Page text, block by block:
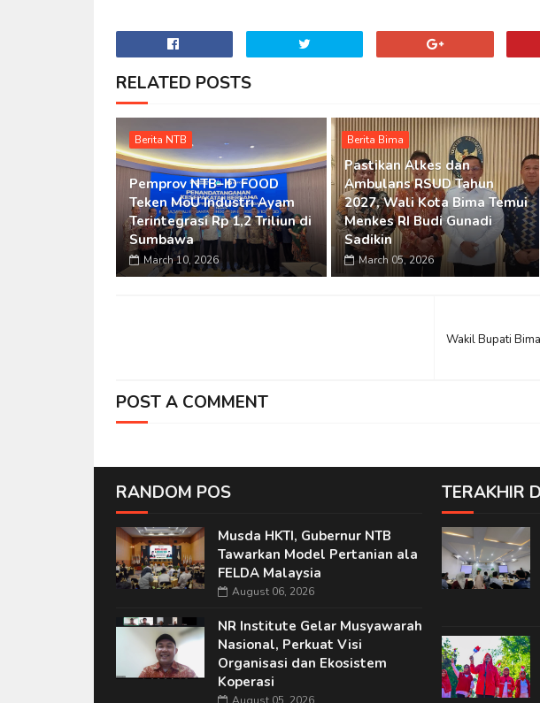
RELATED POSTS
Berita NTB
Pemprov NTB–ID FOOD
Teken MoU Industri Ayam
Terintegrasi Rp 1,2 Triliun di
Sumbawa
March 10, 2026
Berita Bima
Pastikan Alkes dan
Ambulans RSUD Tahun
2027, Wali Kota Bima Temui
Menkes RI Budi Gunadi
Sadikin
March 05, 2026
Wakil Bupati
POST A COMMENT
RANDOM POS
Musda HKTI, Gubernur NTB
Tawarkan Model Pertanian ala
FELDA Malaysia
August 06, 2026
NR Institute Gelar Musyawarah
Nasional, Perkuat Visi
Organisasi dan Ekosistem
Koperasi
TERAKHIR